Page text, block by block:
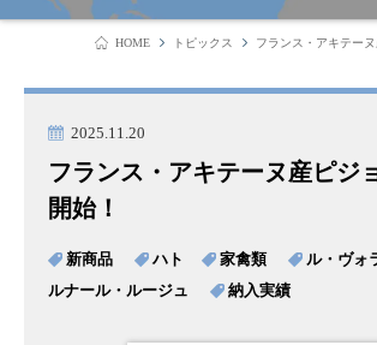
HOME トピックス フランス・アキテー
2025.11.20
フランス・アキテーヌ産ピ
開始！
新商品 ハト 家禽類
ル・ヴォ
ルナール・ルージュ
納入実績